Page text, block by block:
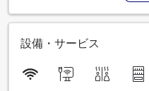
設備・サービス